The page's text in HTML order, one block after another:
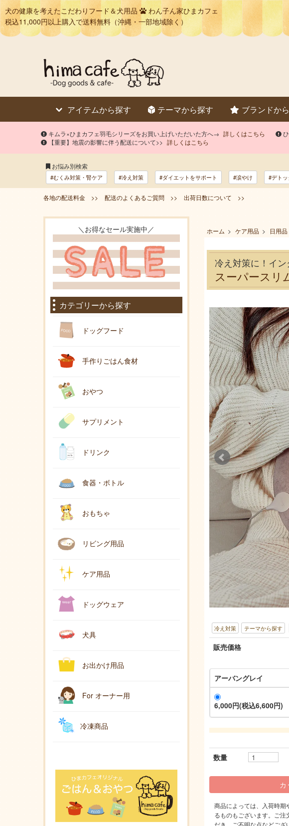
犬の健康を考えたこだわりフード＆犬用品
わん子ん家ひまカフェ
税込11,000円以上購入で送料無料（沖縄・一部地域除く）
アイテムから探す テーマから探す ブランドか
キムラ×ひまカフェ羽毛シリーズをお買い上げいただいた方へ→ 詳しくはこちら
【重要】地震の影響に伴う配送について>> 詳しくはこちら
お悩み別検索
#むくみ対策・腎ケア #冷え対策 #ダイエットをサポート #涙やけ #デト
各地の配送料金 >> 配送のよくあるご質問 >> 出荷日数について >>
ホーム > ケア用品 > 日用品
冷え対策に！イ
スーパースリ
冷え対策 テーマから探す
販売価格
アーバングレイ
6,000円(税込6,600円)
数量
商品によっては、入荷時期
るものもございます。ご
だき、ご不明な点などござ
＼お得なセール実施中／
カテゴリーから探す
ドッグフード
手作りごはん食材
おやつ
サプリメント
ドリンク
食器・ボトル
おもちゃ
リビング用品
ケア用品
ドッグウェア
犬具
お出かけ用品
For オーナー用
冷凍商品